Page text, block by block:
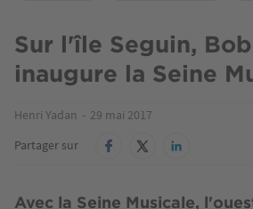
Sur l'île Seguin,
inaugure la Seine
Henri Yadan
29 mai 2017
Partager sur
Avec la Seine Musicale,